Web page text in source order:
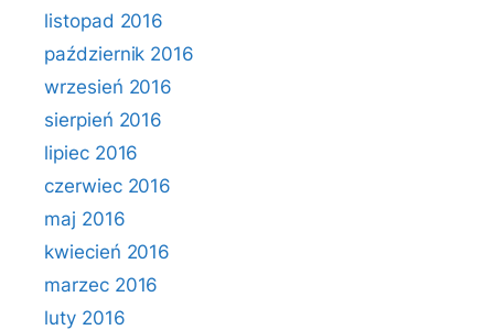
listopad 2016
październik 2016
wrzesień 2016
sierpień 2016
lipiec 2016
czerwiec 2016
maj 2016
kwiecień 2016
marzec 2016
luty 2016